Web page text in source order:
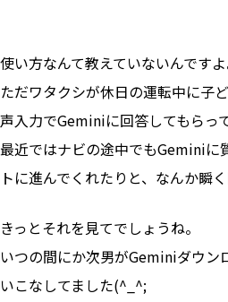
使い方なんて教えていないんですよ
ただワタクシが休日の運転中に子
声入力でGeminiに回答してもらっ
最近ではナビの途中でもGeminiに
トに進んでくれたりと、なんか瞬
きっとそれを見てでしょうね。
いつの間にか次男がGeminiダウン
いこなしてました(^_^;